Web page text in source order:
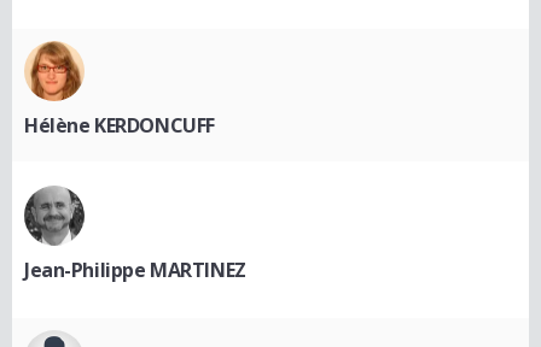
Hélène KERDONCUFF
Jean-Philippe MARTINEZ